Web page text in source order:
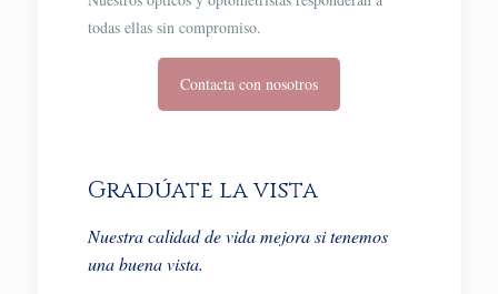
todas ellas sin compromiso.
Contacta con nosotros
Gradúate la vista
Nuestra calidad de vida mejora si tenemos
una buena vista.